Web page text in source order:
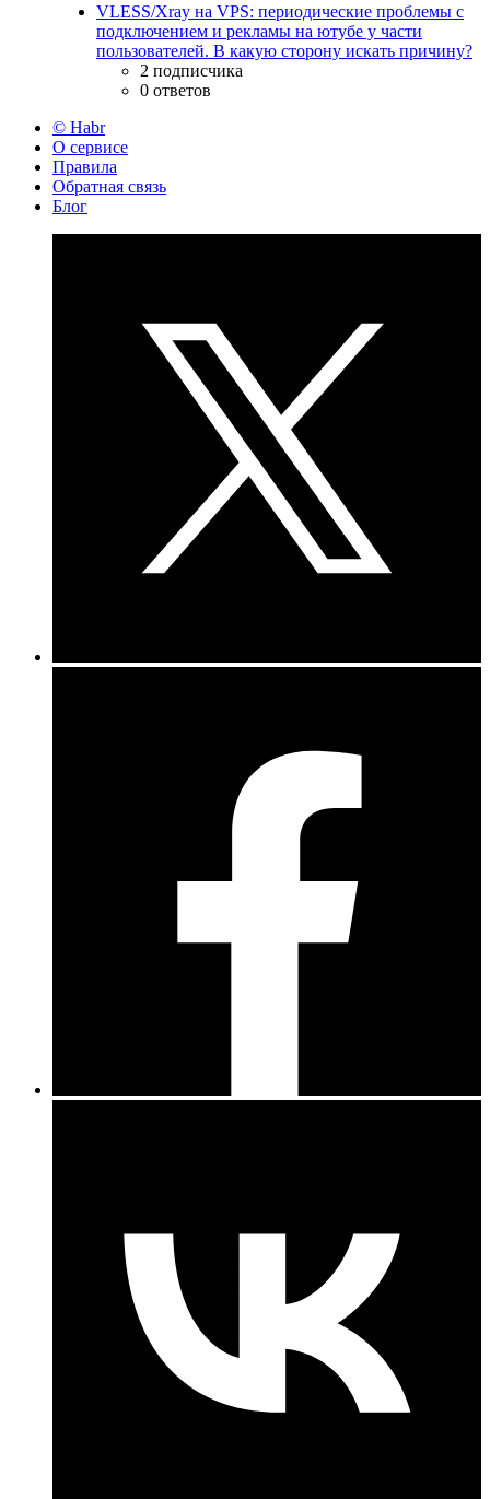
VLESS/Xray на VPS: периодические проблемы с
подключением и рекламы на ютубе у части
пользователей. В какую сторону искать причину?
2 подписчика
0 ответов
© Habr
О сервисе
Правила
Обратная связь
Блог